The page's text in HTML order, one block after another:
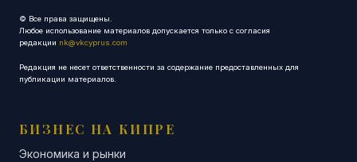
© Все права защищены.
Любое использование материалов допускается только с согласия
редакции nk@vkcyprus.com
Редакция не несет ответственности за содержание предоставленных для
публикации материалов.
БИЗНЕС НА КИПРЕ
Экономика и рынки